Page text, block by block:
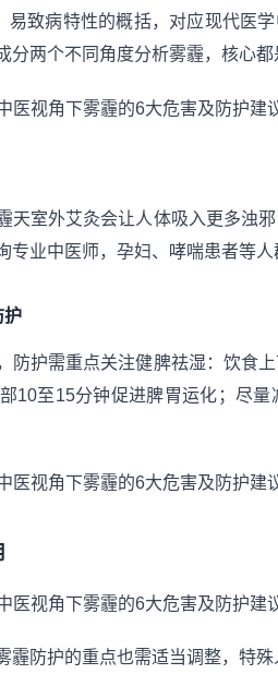
易致病特性的概括，对应现代医
分两个不同角度分析雾霾，核心都
天室外艾灸会让人体吸入更多浊
专业中医师，孕妇、哮喘患者等人
护
防护需重点关注健脾祛湿：饮食
10至15分钟促进脾胃运化；尽
霾防护的重点也需适当调整，特殊